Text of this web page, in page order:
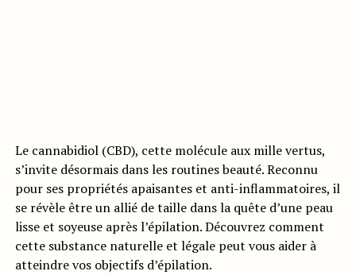
Le cannabidiol (CBD), cette molécule aux mille vertus,
s’invite désormais dans les routines beauté. Reconnu
pour ses propriétés apaisantes et anti-inflammatoires, il
se révèle être un allié de taille dans la quête d’une peau
lisse et soyeuse après l’épilation. Découvrez comment
cette substance naturelle et légale peut vous aider à
atteindre vos objectifs d’épilation.